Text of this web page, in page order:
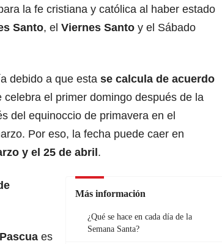
la fe cristiana y católica al haber estado
Santo, el Viernes Santo y el Sábado
debido a que esta se calcula de acuerdo
celebra el primer domingo después de la
del equinoccio de primavera en el
Por eso, la fecha puede caer en
y el 25 de abril .
Más información
¿Qué se hace en cada día de la
Semana Santa?
es